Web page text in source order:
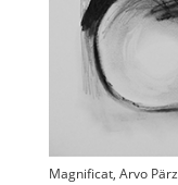
Magnificat, Arvo Pärz